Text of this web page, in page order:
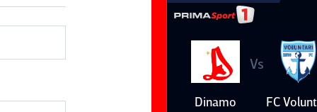
Farul
Vs
Dinamo
Vs
FC